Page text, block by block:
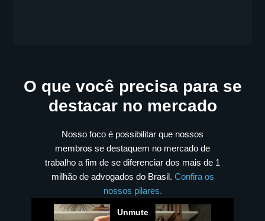
O que você precisa para se
destacar no mercado
Nosso foco é possibilitar que nossos
membros se destaquem no mercado de
trabalho a fim de se diferenciar dos mais de 1
milhão de advogados do Brasil. Confira os
nossos pilares.